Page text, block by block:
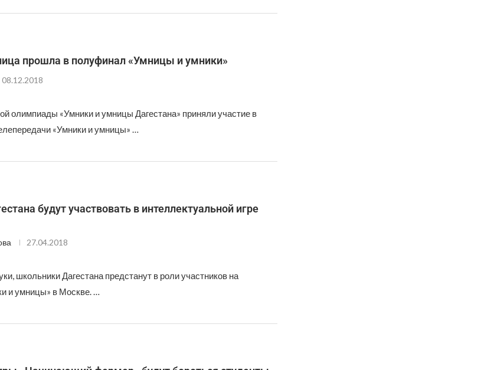
прошла в полуфинал «Умницы и умники»
08.12.2018
олимпиады «Умники и умницы Дагестана» приняли участие в
«Умники и умницы» …
будут участвовать в интеллектуальной игре
27.04.2018
школьники Дагестана предстанут в роли участников на
и умницы» в Москве. …